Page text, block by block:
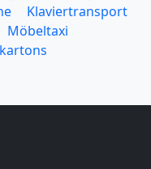
Klaviertransport
Möbeltaxi